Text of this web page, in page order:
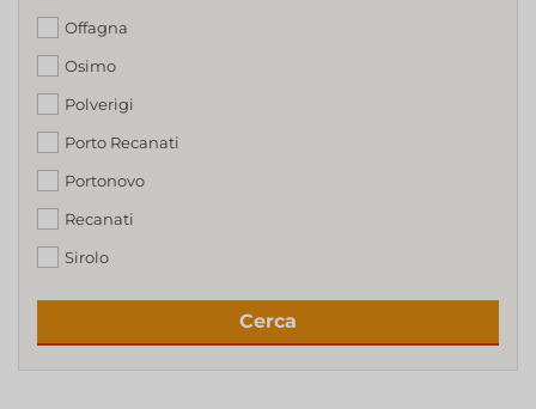
Offagna
Osimo
Polverigi
Porto Recanati
Portonovo
Recanati
Sirolo
Cerca